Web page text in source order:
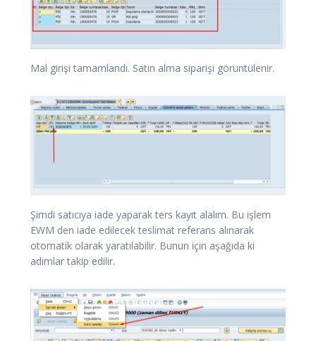
Mal girişi tamamlandı. Satın alma siparişi görüntülenir.
Şimdi satıcıya iade yaparak ters kayıt alalım. Bu işlem
EWM den iade edilecek teslimat referans alınarak
otomatik olarak yaratılabilir. Bunun için aşağıda ki
adımlar takip edilir.